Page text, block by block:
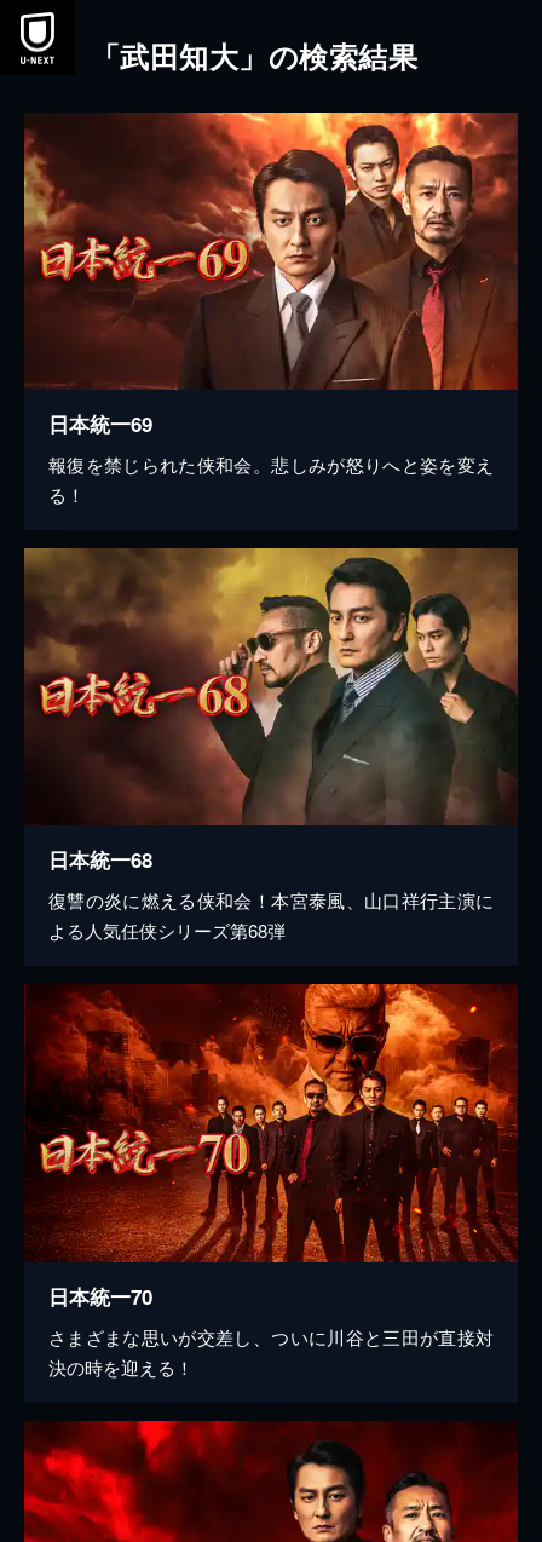
本文へスキップ
「武田知大」の検索結果
日本統一69
報復を禁じられた侠和会。悲しみが怒りへと姿を変え
る！
日本統一68
復讐の炎に燃える侠和会！本宮泰風、山口祥行主演に
よる人気任侠シリーズ第68弾
日本統一70
さまざまな思いが交差し、ついに川谷と三田が直接対
決の時を迎える！